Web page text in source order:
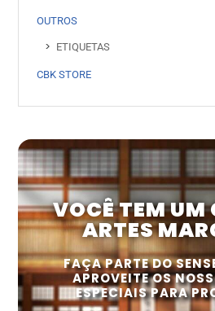
OUTROS
ETIQUETAS
CBK STORE
VOCÊ TEM UM
ARTES
FAÇA PARTE DO
APROVEITE OS
ESPECIAIS PARA